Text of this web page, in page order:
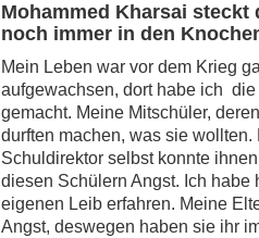
Mohammed Kharsai
noch immer in den
Mein Leben war vor dem Krieg
aufgewachsen, dort habe ich
gemacht. Meine Mitschüler,
durften machen, was sie
Schuldirektor selbst konnte
diesen Schülern Angst. Ich habe
eigenen Leib erfahren. Meine
Angst, deswegen haben sie ihr